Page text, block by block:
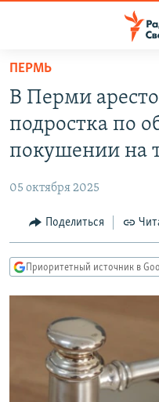
упрощенного
доступа
основному
Вернутся
Вернутся
ПОДКАСТЫ
АВТОРСКИЕ ПРОЕКТЫ
МНЕНИЯ
КУЛЬТУРА
КАВКАЗ.РЕАЛИИ
СИБИРЬ.РЕАЛИИ
РАСПИСАНИЕ ВЕЩАНИЯ
ПОДПИШИТЕСЬ НА
ПЕРМЬ
В Перми
подростка по
покушении на
05 октября 2025
Поделиться
Приоритетный источник в